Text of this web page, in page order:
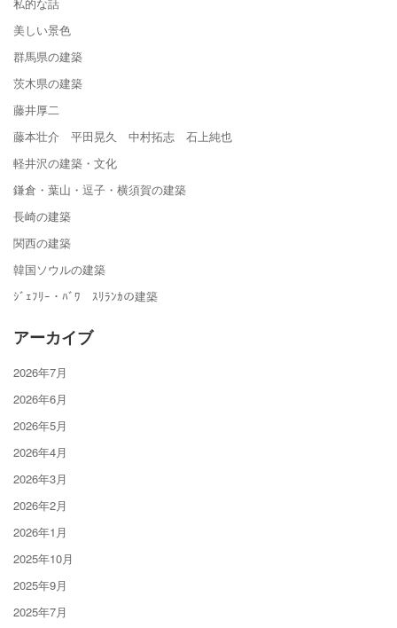
美しい景色
群馬県の建築
茨木県の建築
藤井厚二
藤本壮介 平田晃久 中村拓志 石上純也
軽井沢の建築・文化
鎌倉・葉山・逗子・横須賀の建築
長崎の建築
関西の建築
韓国ソウルの建築
ｼﾞｪﾌﾘｰ・ﾊﾞﾜ ｽﾘﾗﾝｶの建築
アーカイブ
2026年7月
2026年6月
2026年5月
2026年4月
2026年3月
2026年2月
2026年1月
2025年10月
2025年9月
2025年7月